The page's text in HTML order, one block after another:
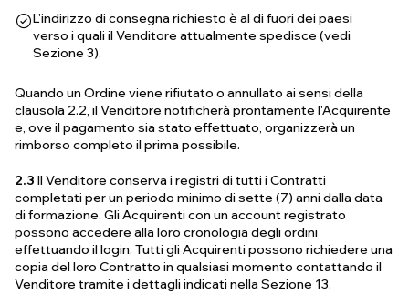
L'indirizzo di consegna richiesto è al di fuori dei paesi
verso i quali il Venditore attualmente spedisce (vedi
Sezione 3).
Quando un Ordine viene rifiutato o annullato ai sensi della
clausola 2.2, il Venditore notificherà prontamente l'Acquirente
e, ove il pagamento sia stato effettuato, organizzerà un
rimborso completo il prima possibile.
2.3 Il Venditore conserva i registri di tutti i Contratti
completati per un periodo minimo di sette (7) anni dalla data
di formazione. Gli Acquirenti con un account registrato
possono accedere alla loro cronologia degli ordini
effettuando il login. Tutti gli Acquirenti possono richiedere una
copia del loro Contratto in qualsiasi momento contattando il
Venditore tramite i dettagli indicati nella Sezione 13.